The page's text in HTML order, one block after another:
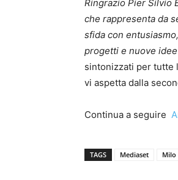
Ringrazio Pier Silvio
che rappresenta da
sfida con
progetti e nuove
sintonizzati per tutte
vi aspetta dalla
Continua a seguire
TAGS Mediaset Milo